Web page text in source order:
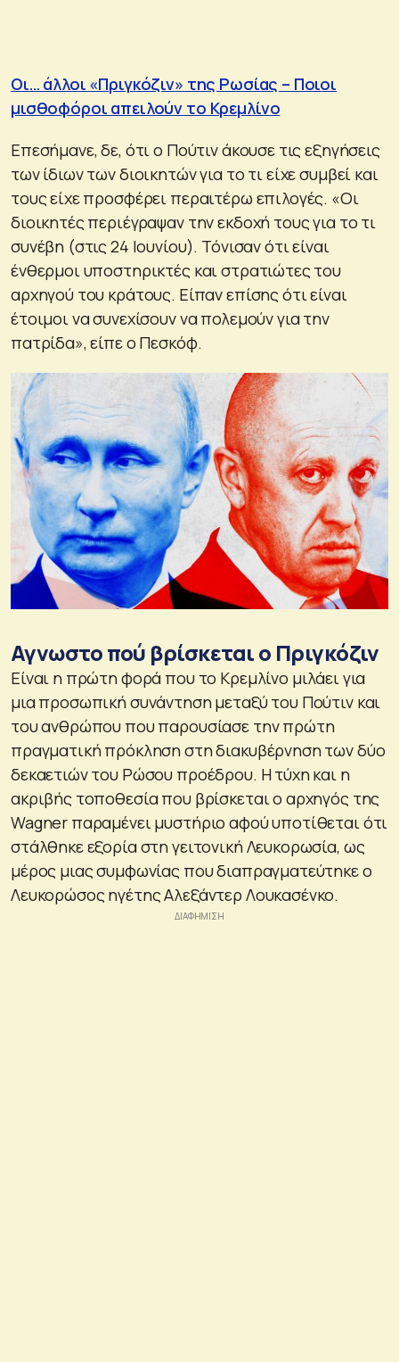
Οι… άλλοι «Πριγκόζιν» της Ρωσίας – Ποιοι
μισθοφόροι απειλούν το Κρεμλίνο
Επεσήμανε, δε, ότι ο Πούτιν άκουσε τις εξηγήσεις
των ίδιων των διοικητών για το τι είχε συμβεί και
τους είχε προσφέρει περαιτέρω επιλογές. «Οι
διοικητές περιέγραψαν την εκδοχή τους για το τι
συνέβη (στις 24 Ιουνίου). Τόνισαν ότι είναι
ένθερμοι υποστηρικτές και στρατιώτες του
αρχηγού του κράτους. Είπαν επίσης ότι είναι
έτοιμοι να συνεχίσουν να πολεμούν για την
πατρίδα», είπε ο Πεσκόφ.
Αγνωστο πού βρίσκεται ο Πριγκόζιν
Είναι η πρώτη φορά που το Κρεμλίνο μιλάει για
μια προσωπική συνάντηση μεταξύ του Πούτιν και
του ανθρώπου που παρουσίασε την πρώτη
πραγματική πρόκληση στη διακυβέρνηση των δύο
δεκαετιών του Ρώσου προέδρου. Η τύχη και η
ακριβής τοποθεσία που βρίσκεται ο αρχηγός της
Wagner παραμένει μυστήριο αφού υποτίθεται ότι
στάλθηκε εξορία στη γειτονική Λευκορωσία, ως
μέρος μιας συμφωνίας που διαπραγματεύτηκε ο
Λευκορώσος ηγέτης Αλεξάντερ Λουκασένκο.